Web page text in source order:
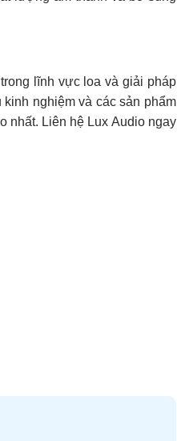
lĩnh vực loa và giải pháp
nghiệm và các sản phẩm
nhất. Liên hệ Lux Audio ngay